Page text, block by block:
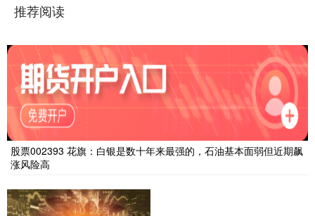
推荐阅读
股票002393 花旗：白银是数十年来最强的，石油基本面弱但近期飙
涨风险高